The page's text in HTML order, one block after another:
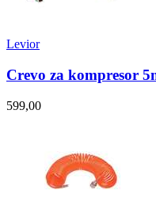
Levior
Crevo za kompresor
599,00